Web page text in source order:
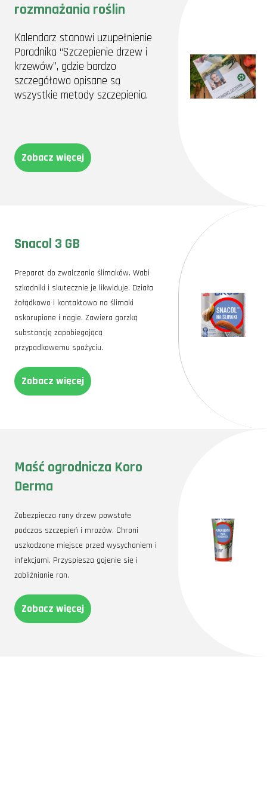
rozmnażania roślin
Kalendarz stanowi uzupełnienie
Poradnika “Szczepienie drzew i
krzewów”, gdzie bardzo
szczegółowo opisane są
wszystkie metody szczepienia.
Zobacz więcej
Snacol 3 GB
Preparat do zwalczania ślimaków. Wabi
szkodniki i skutecznie je likwiduje. Działa
żołądkowo i kontaktowo na ślimaki
oskorupione i nagie. Zawiera gorzką
substancję zapobiegającą
przypadkowemu spożyciu.
Zobacz więcej
Maść ogrodnicza Koro
Derma
Zabezpiecza rany drzew powstałe
podczas szczepień i mrozów. Chroni
uszkodzone miejsce przed wysychaniem i
infekcjami. Przyspiesza gojenie się i
zabliźnianie ran.
Zobacz więcej